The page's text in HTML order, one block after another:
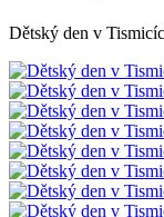
Dětský den v